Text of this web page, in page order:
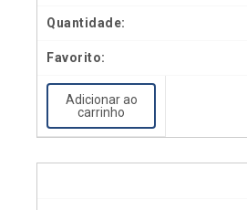
Adicionar ao
carrinho